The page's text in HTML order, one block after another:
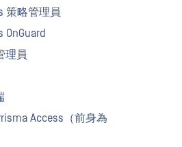
策略管理員
OnGuard
理員
Access（前身為